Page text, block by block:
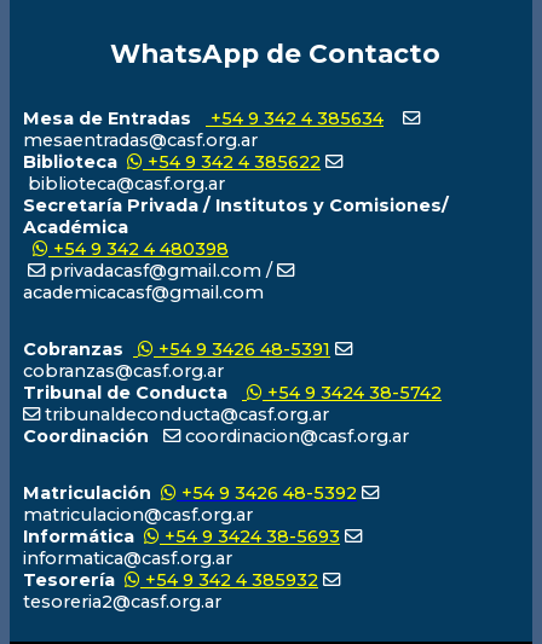
WhatsApp de Contacto
Mesa de Entradas
+54 9 342 4 385634
mesaentradas@casf.org.ar
Biblioteca
+54 9 342 4 385622
biblioteca@casf.org.ar
Secretaría Privada / Institutos y Comisiones/
Académica
+54 9 342 4 480398
privadacasf@gmail.com /
academicacasf@gmail.com
Cobranzas
+54 9 3426 48-5391
cobranzas@casf.org.ar
Tribunal de Conducta
+54 9 3424 38-5742
tribunaldeconducta@casf.org.ar
Coordinación
coordinacion@casf.org.ar
Matriculación
+54 9 3426 48-5392
matriculacion@casf.org.ar
Informática
+54 9 3424 38-5693
informatica@casf.org.ar
Tesorería
+54 9 342 4 385932
tesoreria2@casf.org.ar